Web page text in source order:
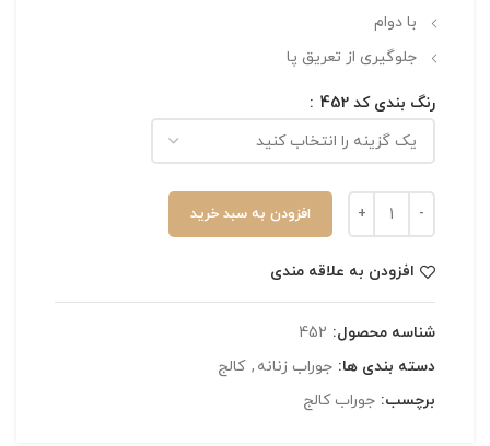
با دوام
جلوگیری از تعریق پا
رنگ بندی کد 452
افزودن به سبد خرید
افزودن به علاقه مندی
شناسه محصول: 452
دسته بندی ها: جوراب زنانه , کالج
برچسب: جوراب کالج